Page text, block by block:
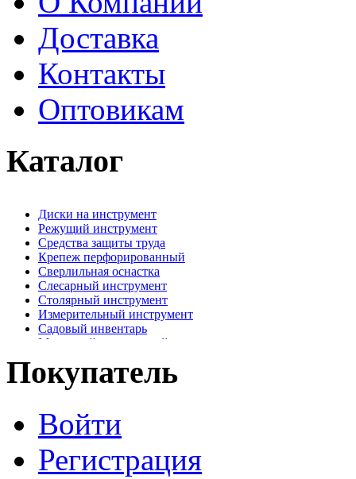
Доставка
Контакты
Оптовикам
Каталог
Диски на инструмент
Режущий инструмент
Средства защиты труда
Крепеж перфорированный
Сверлильная оснастка
Слесарный инструмент
Столярный инструмент
Измерительный инструмент
Садовый инвентарь
Малярный, отделочный инструмент
Наждачная бумага
Хозтовары
Электрика, осветительное оборудование
Пена и герметики
Автомобильный инструмент
Сварочное оборудование
Силовое оборудование
Покупатель
Войти
Регистрация